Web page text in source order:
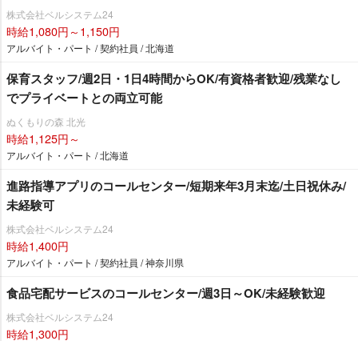
株式会社ベルシステム24
時給1,080円～1,150円
アルバイト・パート / 契約社員 / 北海道
保育スタッフ/週2日・1日4時間からOK/有資格者歓迎/残業なし
でプライベートとの両立可能
ぬくもりの森 北光
時給1,125円～
アルバイト・パート / 北海道
進路指導アプリのコールセンター/短期来年3月末迄/土日祝休み/
未経験可
株式会社ベルシステム24
時給1,400円
アルバイト・パート / 契約社員 / 神奈川県
食品宅配サービスのコールセンター/週3日～OK/未経験歓迎
株式会社ベルシステム24
時給1,300円